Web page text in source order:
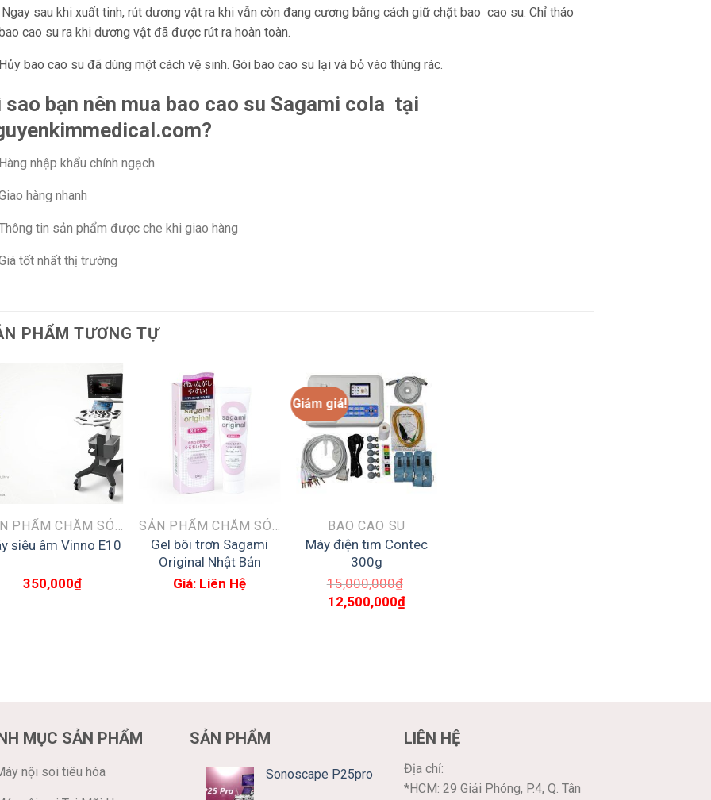
sau khi xuất tinh, rút dương vật ra khi vẫn còn đang cương bằng cách giữ chặt bao cao su. Chỉ tháo
cao su ra khi dương vật đã được rút ra hoàn toàn.
bao cao su đã dùng một cách vệ sinh. Gói bao cao su lại và bỏ vào thùng rác.
sao bạn nên mua bao cao su Sagami cola tại
nhập khẩu chính ngạch
hàng nhanh
tin sản phẩm được che khi giao hàng
tốt nhất thị trường
PHẨM TƯƠNG TỰ
SẢN PHẨM CHĂM SÓC SỨC KHỎE
siêu âm Vinno E10
350,000₫
SẢN PHẨM CHĂM SÓC SỨC KHỎE
Gel bôi trơn Sagami
Original Nhật Bản
Giá: Liên Hệ
Giảm giá!
BAO CAO SU
Máy điện tim Contec
300g
15,000,000₫
Giá
12,500,000₫Giá
MỤC SẢN PHẨM
nội soi tiêu hóa
SẢN PHẨM
Sonoscape P25pro
LIÊN HỆ
Địa chỉ:
*HCM: 29 Giải Phóng, P.4, Q. Tân